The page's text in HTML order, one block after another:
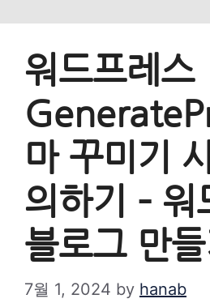
워드프레스
마 꾸미기
의하기 – 워
블로그 만
7월 1, 2024 by hanab